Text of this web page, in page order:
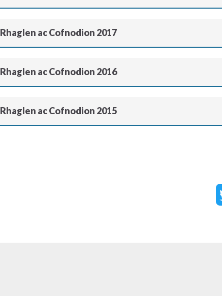
Rhaglen ac Cofnodion 2017
Rhaglen ac Cofnodion 2016
Rhaglen ac Cofnodion 2015